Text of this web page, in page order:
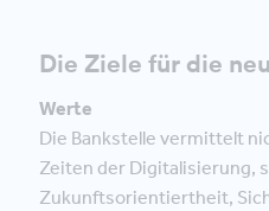
Die Ziele für die
Werte
Die Bankstelle vermittelt
Zeiten der Digitalisierung,
Zukunftsorientiertheit,